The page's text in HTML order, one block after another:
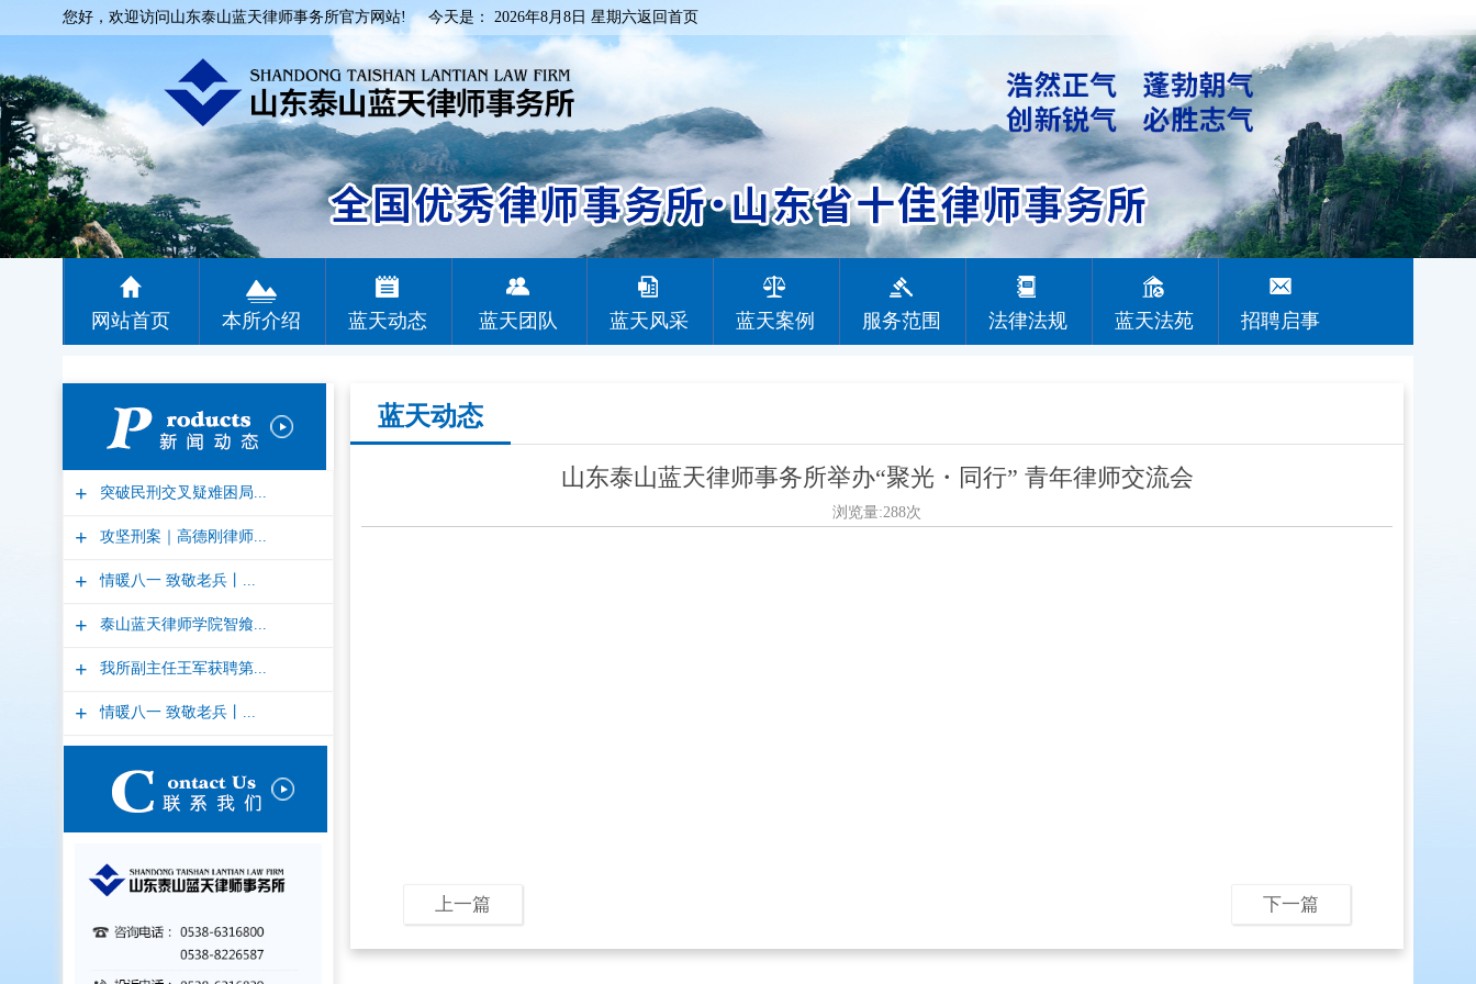
您好，欢迎访问山东泰山蓝天律师事务所官方网站! 今天是： 2026年8月8日 星期六返回首页
网站首页 本所介绍 蓝天动态 蓝天团队 蓝天风采 蓝天案例 服务范围
法律法规
蓝天法苑 招聘启事
+ 突破民刑交叉疑难困局...
+ 攻坚刑案｜高德刚律师...
+ 情暖八一 致敬老兵丨...
+ 泰山蓝天律师学院智飨...
+ 我所副主任王军获聘第...
+ 情暖八一 致敬老兵丨...
蓝天动态
山东泰山蓝天律师事务所举办“聚光・同行” 青年律师交流会
浏览量:288次
上一篇 下一篇